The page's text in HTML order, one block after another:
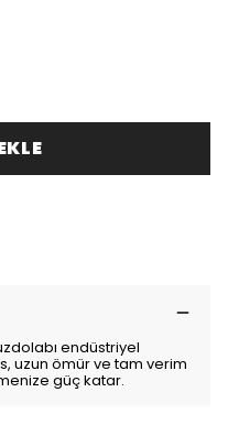
endüstriyel
uzun ömür ve tam verim
güç katar.